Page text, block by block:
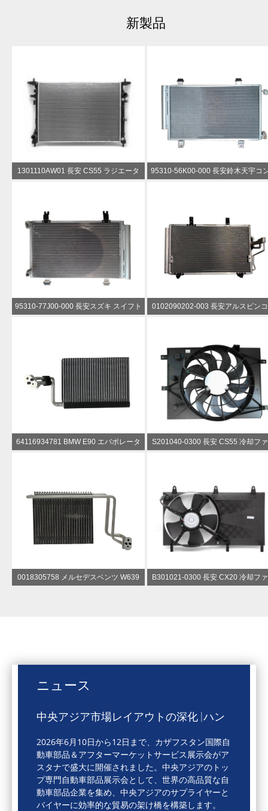
新製品
1301110AW01 長安 CS55 ラジエータ
ー
95310-56K00-000 長安鈴木天宇コ
ンサー
95310-77J00-000 長安スズキ スイフト
コンデンサー
0102090202-003 長安アルスビン
デンサー
64116934781 BMW E90 エバポレータ
ー
S201040-0300 長安 CS55 冷却フ
ラジエーター ファン
0018305758 メルセデスベンツ W639
エバポレーター
B301021-0300 長安 CX20 冷却フ
ラジエーター ファン
ニュース
中央アジア市場レイアウトの深化 |ハン
示会に成功裡に出席
2026年6月10日から12日まで、カザフスタン国際自
動車部品＆アフターマーケットサービス展示会がア
スタナで盛大に開催されました。中央アジアのトッ
プ専門自動車部品展示会として、世界の高品質な自
動車部品企業を集め、中央アジアのサプライヤーと
バイヤーに効率的な貿易の架け橋を構築します。